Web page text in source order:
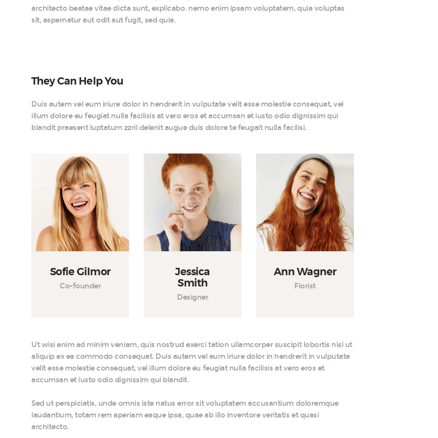
architecto beatae vitae dicta sunt, explicabo. nemo enim ipsam voluptatem, quia voluptas
sit, aspernatur aut odit aut fugit, sed quia.
They Can Help You
Duis autem vel eum iriure dolor in hendrerit in vulputate velit esse molestie consequat, vel
illum dolore eu feugiat nulla facilisis at vero eros et accumsan et iusto odio dignissim qui
blandit praesent luptatum zzril delenit augue duis dolore te feugait nulla facilisi.
Sofie Gilmor
Co-founder
Jessica
Smith
Designer
Ann Wagner
Florist
Ut wisi enim ad minim veniam, quis nostrud exerci tation ullamcorper suscipit lobortis nisl ut
aliquip ex ea commodo consequat. Duis autem vel eum iriure dolor in hendrerit in vulputate
velit esse molestie consequat, vel illum dolore eu feugiat nulla facilisis at vero eros et
accumsan et iusto odio dignissim qui blandit.
Sed ut perspiciatis, unde omnis iste natus error sit voluptatem accusantium doloremque
laudantium, totam rem aperiam eaque ipsa, quae ab illo inventore veritatis et quasi
architecto.